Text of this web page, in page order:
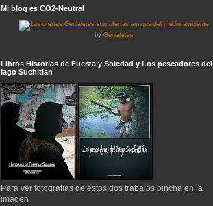
Mi blog es CO2-Neutral
by Geniale.es
Libros Historias de Fuerza y Soledad y Los pescadores del
lago Suchitlan
Para ver fotografías de estos dos trabajos pincha en la
imagen